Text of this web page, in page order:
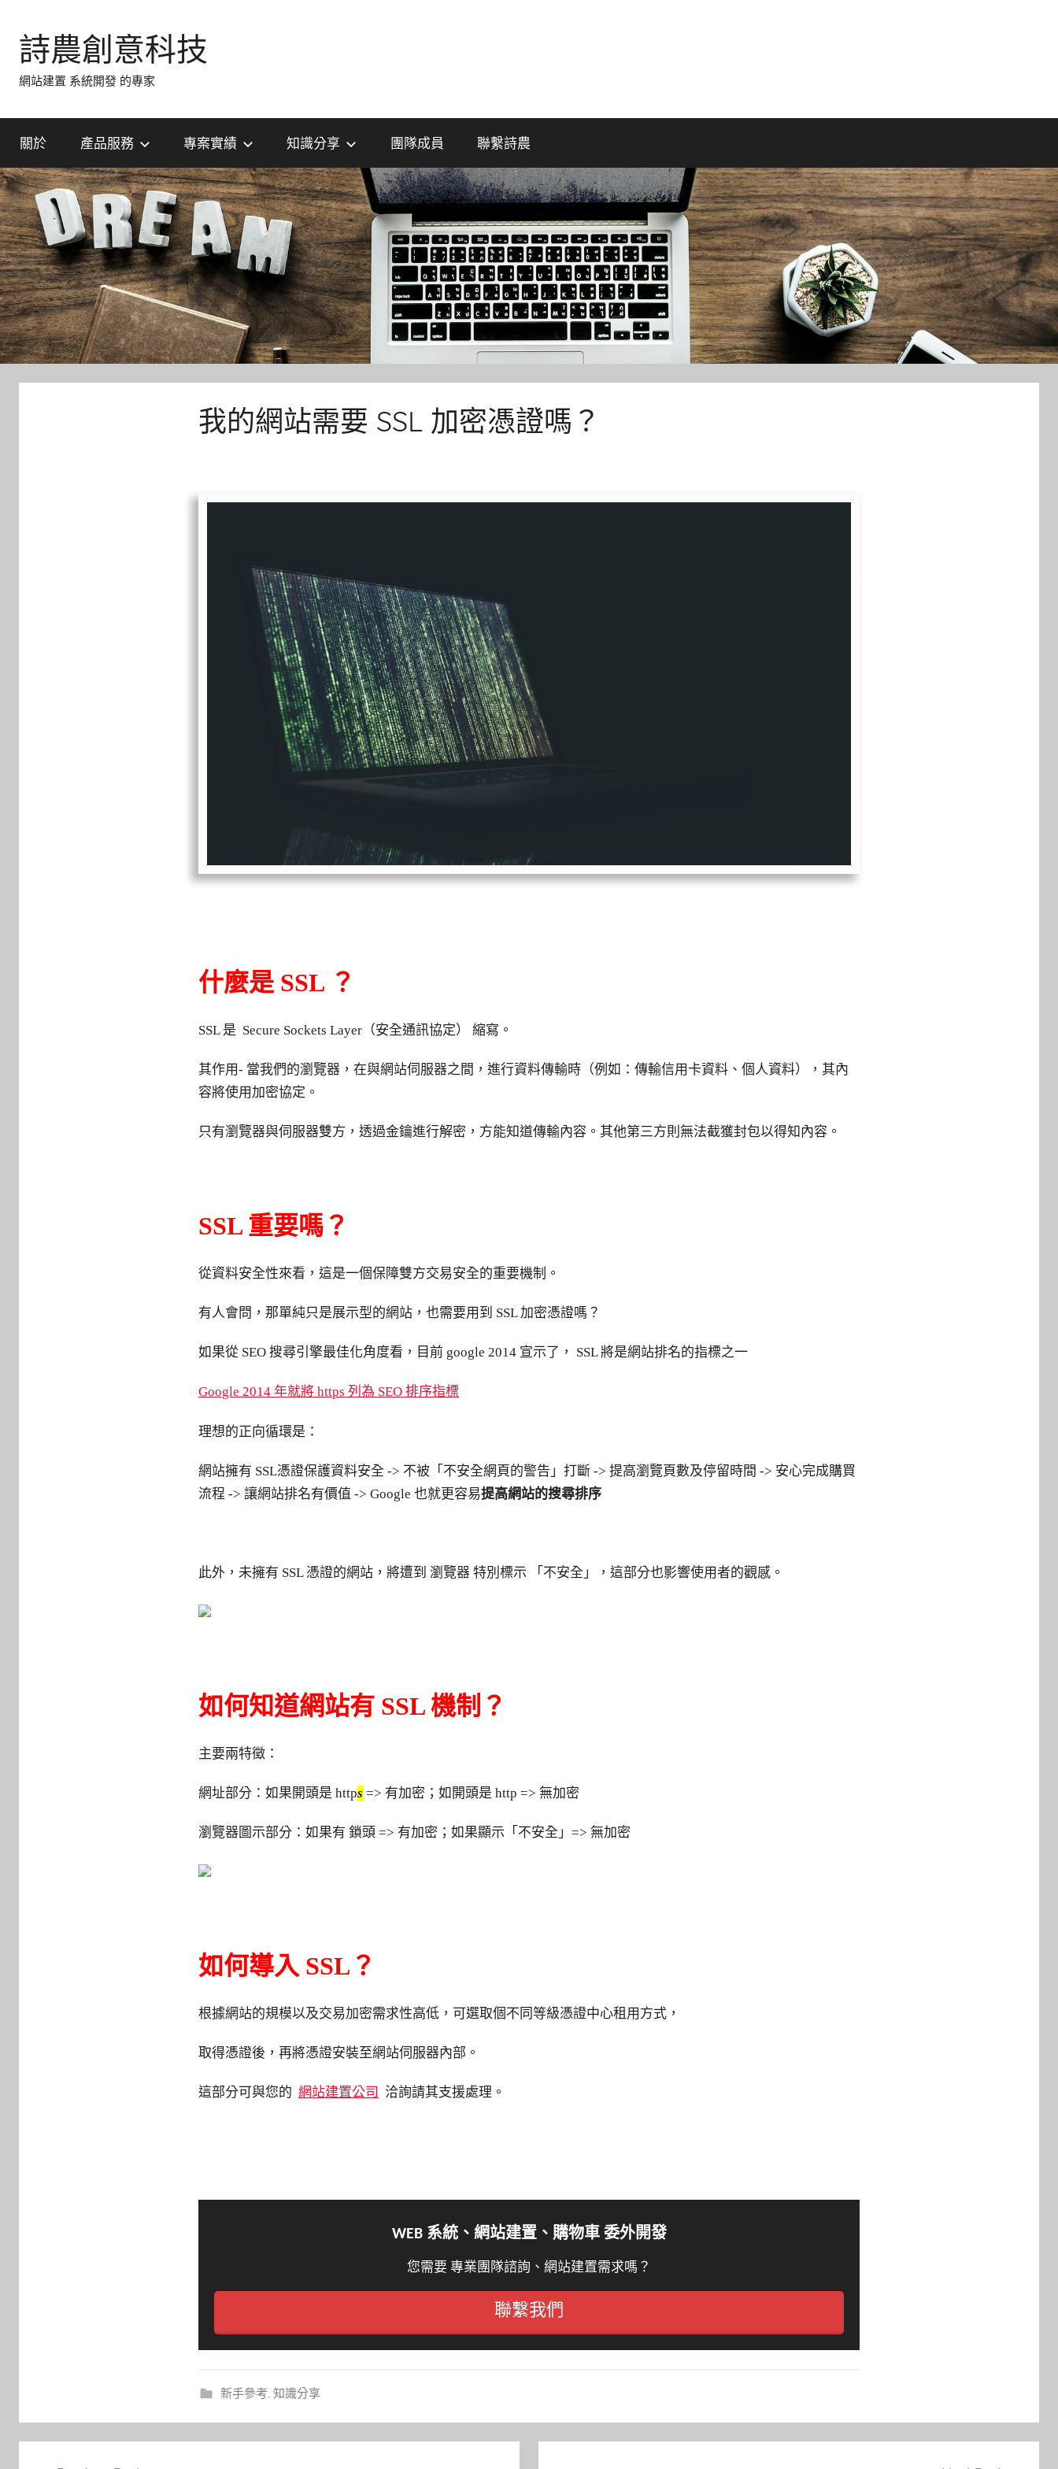
content
詩農創意科技
網站建置 系統開發 的專家
關於 產品服務 專案實績 知識分享 團隊成員 聯繫詩農
我的網站需要 SSL 加密憑證嗎？
什麼是 SSL ？
SSL 是 Secure Sockets Layer（安全通訊協定） 縮寫。
其作用- 當我們的瀏覽器，在與網站伺服器之間，進行資料傳輸時（例如：傳輸信用卡資料、個人資料），其內
容將使用加密協定。
只有瀏覽器與伺服器雙方，透過金鑰進行解密，方能知道傳輸內容。其他第三方則無法截獲封包以得知內容。
SSL 重要嗎？
從資料安全性來看，這是一個保障雙方交易安全的重要機制。
有人會問，那單純只是展示型的網站，也需要用到 SSL 加密憑證嗎？
如果從 SEO 搜尋引擎最佳化角度看，目前 google 2014 宣示了， SSL 將是網站排名的指標之一
Google 2014 年就將 https 列為 SEO 排序指標
理想的正向循環是：
網站擁有 SSL憑證保護資料安全 -> 不被「不安全網頁的警告」打斷 -> 提高瀏覽頁數及停留時間 -> 安心完成購買
流程 -> 讓網站排名有價值 -> Google 也就更容易提高網站的搜尋排序
此外，未擁有 SSL 憑證的網站，將遭到 瀏覽器 特別標示 「不安全」，這部分也影響使用者的觀感。
如何知道網站有 SSL 機制？
主要兩特徵：
網址部分：如果開頭是 https => 有加密；如開頭是 http => 無加密
瀏覽器圖示部分：如果有 鎖頭 => 有加密；如果顯示「不安全」=> 無加密
如何導入 SSL？
根據網站的規模以及交易加密需求性高低，可選取個不同等級憑證中心租用方式，
取得憑證後，再將憑證安裝至網站伺服器內部。
這部分可與您的 網站建置公司 洽詢請其支援處理。
WEB 系統、網站建置、購物車 委外開發
您需要 專業團隊諮詢、網站建置需求嗎？
聯繫我們
新手參考, 知識分享